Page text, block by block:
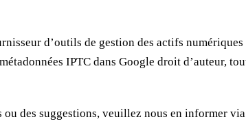
d’outils de gestion des actifs
IPTC dans Google droit d’auteur,
ou des suggestions, veuillez nous en informer via